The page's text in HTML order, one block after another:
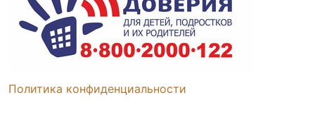
Политика конфиденциальности